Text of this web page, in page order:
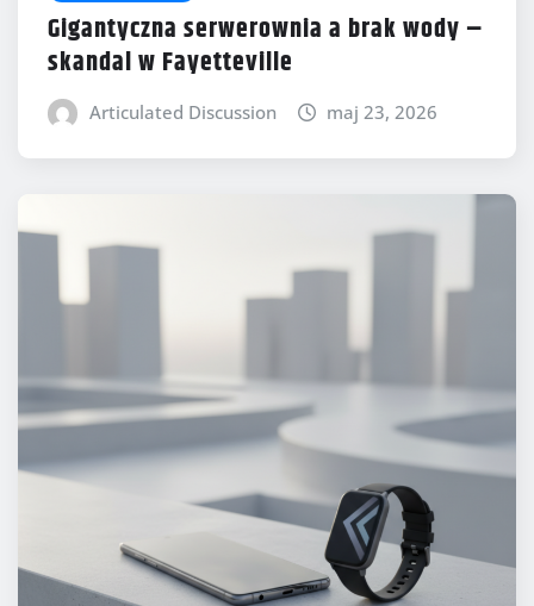
Gigantyczna serwerownia a brak wody –
skandal w Fayetteville
Articulated Discussion maj 23, 2026